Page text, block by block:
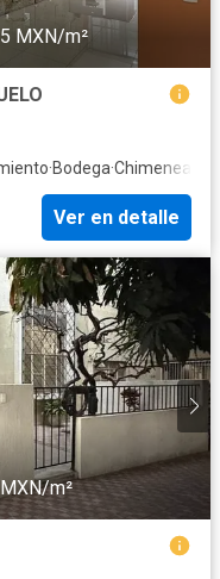
MXN/m²
·Bodega·Chimenea
Ver en detalle
m²